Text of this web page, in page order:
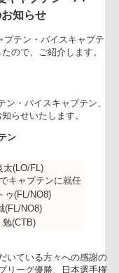
知らせ
キャプテン・バイスキ
ましたので、ご紹介しま
プテン・バイスキャプ
お知らせいたします。
プテン
良太(LO/FL)
までキャプテンに就任
谷 勉(CTB)